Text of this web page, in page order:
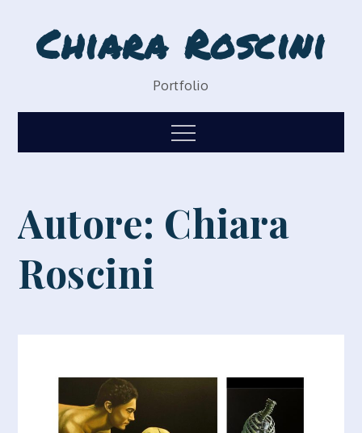
contentChiara Roscini
Portfolio
Menu
Autore: Chiara
Roscini